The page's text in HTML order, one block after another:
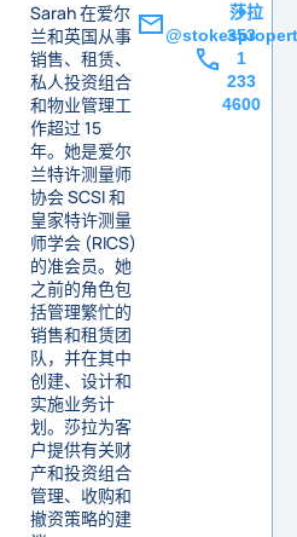
Sarah 在爱尔
兰和英国从事
销售、租赁、
私人投资组合
和物业管理工
作超过 15
年。她是爱尔
兰特许测量师
协会 SCSI 和
皇家特许测量
师学会 (RICS)
的准会员。她
之前的角色包
括管理繁忙的
销售和租赁团
队，并在其中
创建、设计和
实施业务计
划。莎拉为客
户提供有关财
产和投资组合
管理、收购和
撤资策略的建
莎拉
+
353
1
233
4600